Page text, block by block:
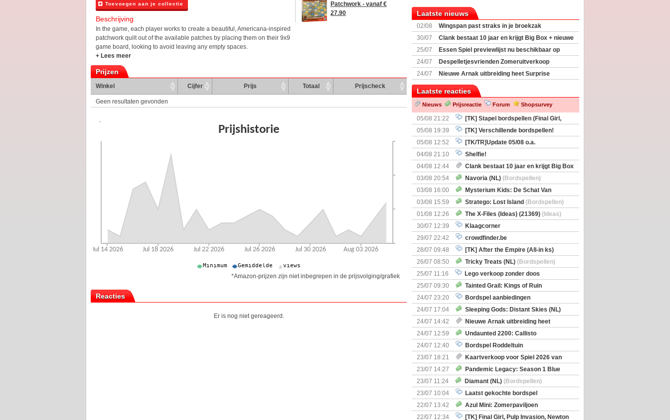
Toevoegen aan je collectie
Beschrijving
In the game, each player works to create a beautiful, Americana-inspired
patchwork quilt out of the available patches by placing them on their 9x9
game board, looking to avoid leaving any empty spaces.
+ Lees meer
Patchwork - vanaf €
27.90
Prijzen
Winkel Cijfer Prijs Totaal Prijscheck
Geen resultaten gevonden
*Amazon-prijzen zijn niet inbegrepen in de prijsvolging/grafiek
Reacties
Er is nog niet gereageerd.
Laatste nieuws
02/08
Wingspan past straks in je broekzak
30/07
Clank bestaat 10 jaar en krijgt Big Box + nieuwe
uitbreiding
25/07
Essen Spiel previewlijst nu beschikbaar op
Boardgamegeek
24/07
Despelletjesvrienden Zomeruitverkoop
weekend van start
24/07
Nieuwe Arnak uitbreiding heet Surprise
Laatste reacties
Nieuws Prijsreactie Forum Shopsurvey
05/08 21:22
[TK] Stapel bordspellen (Final Girl,
Nemesis Retaliation, Zombicide Invader)
05/08 19:39
[TK] Verschillende bordspellen!
05/08 12:52
[TK/TR]Update 05/08 o.a.
Prijsverlagingen, Imperium Horizons, 20 Strong
04/08 21:10
Shelfie!
04/08 12:44
Clank bestaat 10 jaar en krijgt Big Box
+ nieuwe uitbreiding
03/08 20:54 Navoria (NL) (Bordspellen)
03/08 16:00
Mysterium Kids: De Schat Van
Kapitein Boe
(Bordspellen)
03/08 15:59 Stratego: Lost Island (Bordspellen)
01/08 12:26
The X-Files (Ideas) (21369) (Ideas)
30/07 12:39
Klaagcorner
29/07 22:42
crowdfinder.be
28/07 09:48
[TK] After the Empire (All-in ks)
26/07 08:50
Tricky Treats (NL) (Bordspellen)
25/07 11:16
Lego verkoop zonder doos
25/07 09:30
Tainted Grail: Kings of Ruin
Uitbreiding: Wyrd Encounters(Bordspellen)
24/07 23:20
Bordspel aanbiedingen
24/07 17:04
Sleeping Gods: Distant Skies (NL)
(Bordspellen)
24/07 14:42
Nieuwe Arnak uitbreiding heet
Surprise Shipments
24/07 12:59
Undaunted 2200: Callisto
(Bordspellen)
24/07 12:40
Bordspel Roddeltuin
23/07 18:21
Kaartverkoop voor Spiel 2026 van
start
23/07 14:27
Pandemic Legacy: Season 1 Blue
(Bordspellen)
23/07 11:24 Diamant (NL) (Bordspellen)
23/07 10:04
Laatst gekochte bordspel
22/07 13:42
Azul Mini: Zomerpaviljoen
(Bordspellen)
22/07 12:34 [TK] Final Girl, Pulp Invasion, Newton